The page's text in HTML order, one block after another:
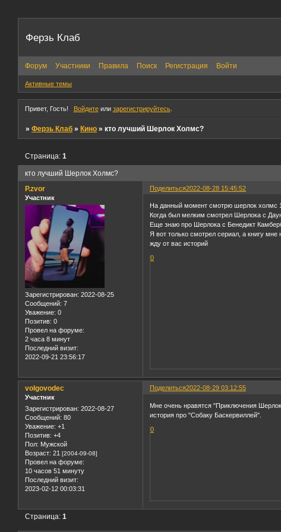
Ферзь Клаб
Форум Участники Правила Поиск Регистрация Войти
Активные темы
Привет, Гость! Войдитеили зарегистрируйтесь.
»Ферзь Клаб »Кино »кто лучший Шерлок Холмс?
кто лучший Шерлок Холмс?
Страница:1
Поделиться2022-08-28 15:45:52
P.zvor
Участник
Зарегистрирован: 2022-08-25
Сообщений: 7
Уважение: 0
Позитив: 0
Провел на форуме:
2 часа 8 минут
Последний визит:
2022-09-21 23:56:17
На данный момент смотрю шерлок холмс
Когда был мелким смотрел Шерлока с
Еще знаю про Шерлока с Бенедикт
Я вот только смотрел сериал, а книгу мне
жду от вас историй
0
Поделиться2022-08-29 03:12:55
volgovodec
Участник
Зарегистрирован: 2022-08-27
Сообщений: 80
Уважение: +1
Позитив: +4
Пол: Мужской
Возраст: 21 [2004-09-08]
Провел на форуме:
10 часов 51 минуту
Последний визит:
2023-02-12 00:03:31
Мне очень нравятся "Приключения
история про "Собаку Баскервиллей".
0
Страница:1